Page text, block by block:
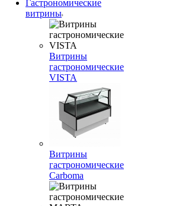
Гастрономические
витрины
Витрины
гастрономические
VISTA
Витрины
гастрономические
Carboma